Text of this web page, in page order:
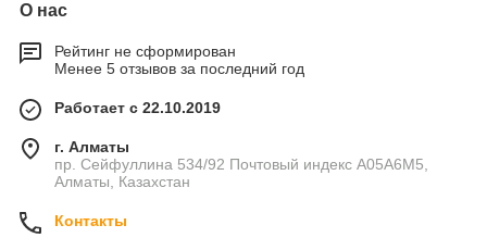
О нас
Рейтинг не сформирован
Менее 5 отзывов за последний год
Работает с 22.10.2019
г. Алматы
пр. Сейфуллина 534/92 Почтовый индекс A05A6M5,
Алматы, Казахстан
Контакты